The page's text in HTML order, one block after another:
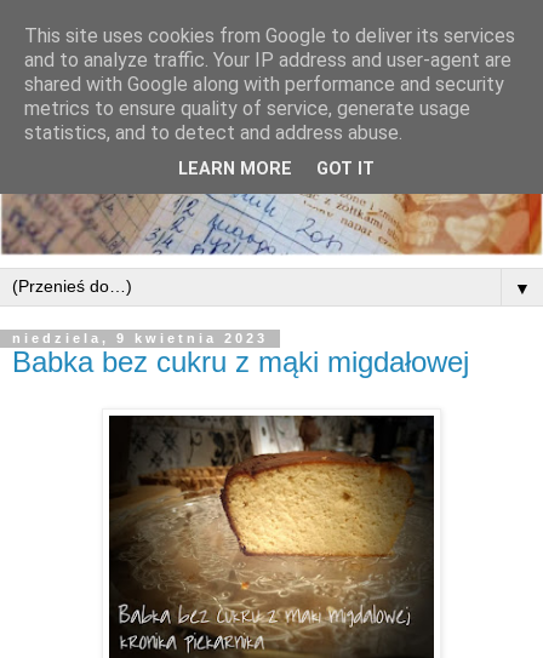
▼
niedziela, 9 kwietnia 2023
Babka bez cukru z mąki migdałowej
This site uses cookies from Google to deliver its services
and to analyze traffic. Your IP address and user-agent are
shared with Google along with performance and security
metrics to ensure quality of service, generate usage
statistics, and to detect and address abuse.
LEARN MORE GOT IT